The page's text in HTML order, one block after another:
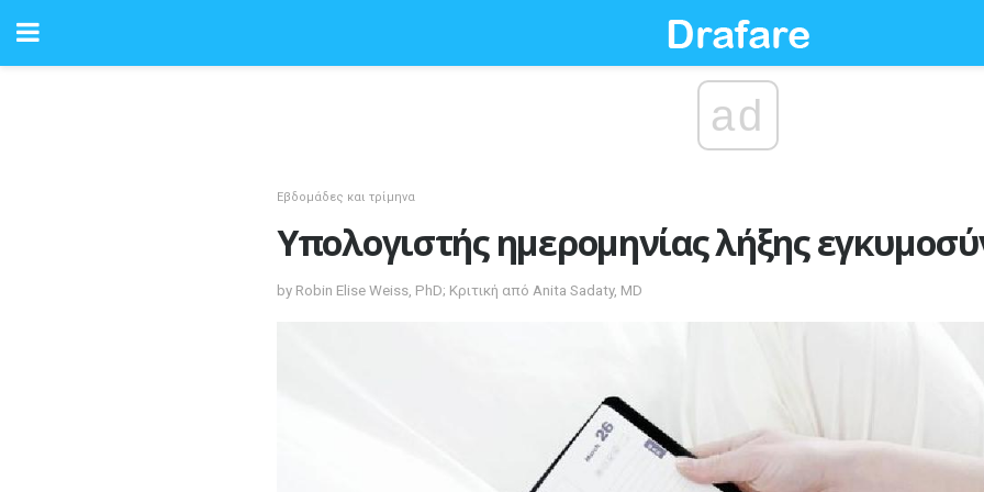
ad
Εβδομάδες και τρίμηνα
Υπολογιστής ημερομηνίας λήξης
by Robin Elise Weiss, PhD; Κριτική από Anita Sadaty, MD